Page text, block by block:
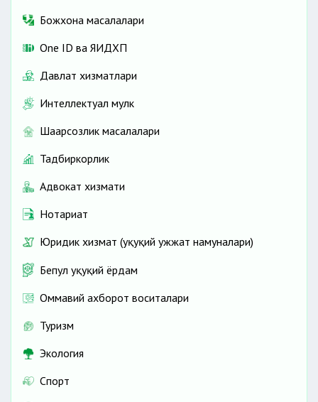
Божхона масалалари
One ID ва ЯИДХП
Давлат хизматлари
Интеллектуал мулк
Шаҳарсозлик масалалари
Тадбиркорлик
Адвокат хизмати
Нотариат
Юридик хизмат (ҳуқуқий ҳужжат намуналари)
Бепул ҳуқуқий ёрдам
Оммавий ахборот воситалари
Туризм
Экология
Спорт